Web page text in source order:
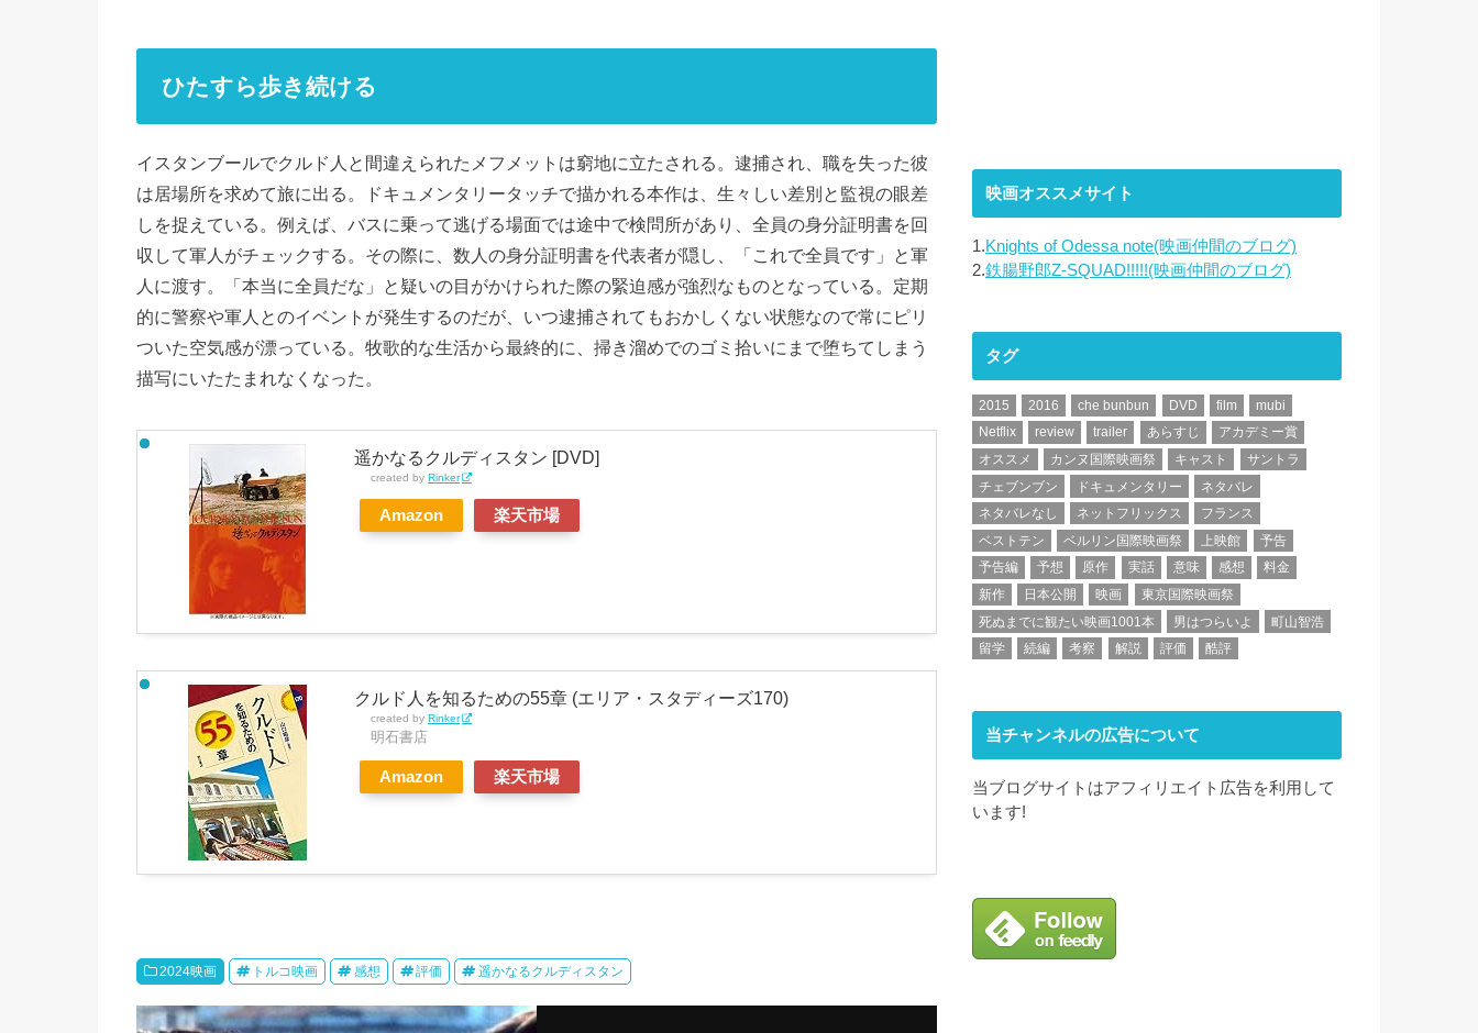
ひたすら歩き続ける
イスタンブールでクルド人と間違えられたメフメットは窮地に立たされる。逮捕され、職を失った彼
は居場所を求めて旅に出る。ドキュメンタリータッチで描かれる本作は、生々しい差別と監視の眼差
しを捉えている。例えば、バスに乗って逃げる場面では途中で検問所があり、全員の身分証明書を回
収して軍人がチェックする。その際に、数人の身分証明書を代表者が隠し、「これで全員です」と軍
人に渡す。「本当に全員だな」と疑いの目がかけられた際の緊迫感が強烈なものとなっている。定期
的に警察や軍人とのイベントが発生するのだが、いつ逮捕されてもおかしくない状態なので常にピリ
ついた空気感が漂っている。牧歌的な生活から最終的に、掃き溜めでのゴミ拾いにまで堕ちてしまう
描写にいたたまれなくなった。
遥かなるクルディスタン [DVD]
created by Rinker
Amazon 楽天市場
クルド人を知るための55章 (エリア・スタディーズ170)
created by Rinker
明石書店
Amazon 楽天市場
2024映画 トルコ映画 感想 評価 遥かなるクルディスタン
映画オススメサイト
1.Knights of Odessa note(映画仲間のブログ)
2.鉄腸野郎Z-SQUAD!!!!!(映画仲間のブログ)
タグ
2015 2016 che bunbun DVD film
mubi
Netflix
review trailer あらすじ
アカデミー賞
オススメ
カンヌ国際映画祭 キャスト
サントラ
チェブンブン
ドキュメンタリー
ネタバレ
ネタバレなし
ネットフリックス
フランス
ベストテン
ベルリン国際映画祭 上映館
予告
予告編
予想 原作 実話 意味 感想
料金
新作
日本公開 映画
東京国際映画祭
死ぬまでに観たい映画1001本
男はつらいよ
町山智浩
留学
続編 考察 解説 評価 酷評
当チャンネルの広告について
当ブログサイトはアフィリエイト広告を利用して
います!